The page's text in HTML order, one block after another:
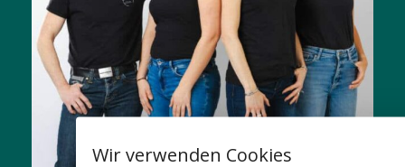
Wir verwenden Cookies